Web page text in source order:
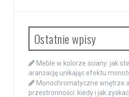
Ostatnie wpisy
Meble w kolorze ściany: jak
aranżację unikając efektu
Monochromatyczne wnętrze
przestronności: kiedy i jak